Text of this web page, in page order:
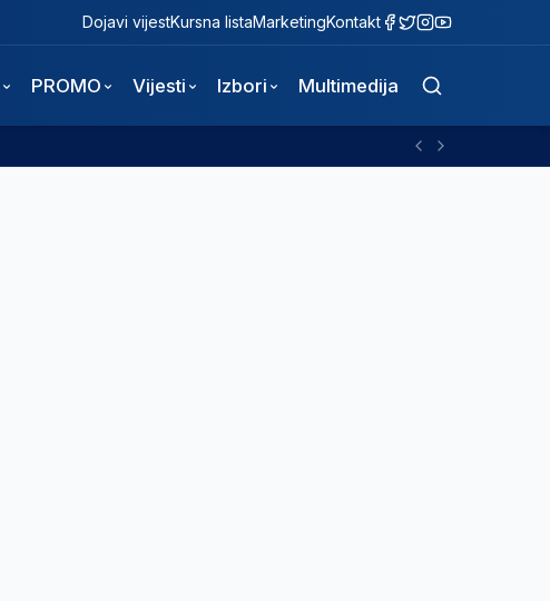
Dojavi vijestKursna listaMarketingKontakt
PROMO Vijesti Izbori Multimedija